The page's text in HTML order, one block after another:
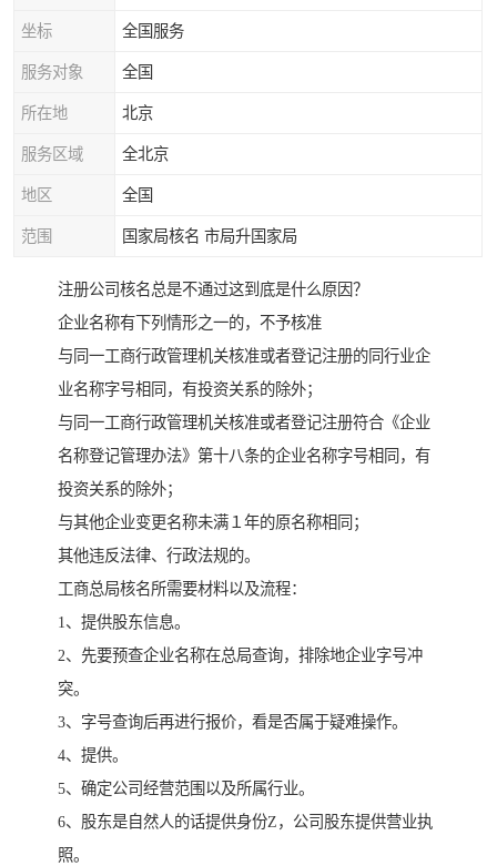
坐标 全国服务
服务对象 全国
所在地 北京
服务区域 全北京
地区 全国
范围 国家局核名 市局升国家局
注册公司核名总是不通过这到底是什么原因？
企业名称有下列情形之一的，不予核准
与同一工商行政管理机关核准或者登记注册的同行业企
业名称字号相同，有投资关系的除外；
与同一工商行政管理机关核准或者登记注册符合《企业
名称登记管理办法》第十八条的企业名称字号相同，有
投资关系的除外；
与其他企业变更名称未满１年的原名称相同；
其他违反法律、行政法规的。
工商总局核名所需要材料以及流程：
1、提供股东信息。
2、先要预查企业名称在总局查询，排除地企业字号冲
突。
3、字号查询后再进行报价，看是否属于疑难操作。
4、提供。
5、确定公司经营范围以及所属行业。
6、股东是自然人的话提供身份Z，公司股东提供营业执
照。